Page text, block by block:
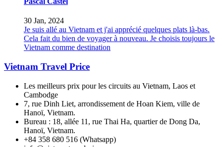
30 Jan, 2024
Je suis allé au Vietnam et j'ai apprécié quelques plats là-bas.
Cela fait du bien de voyager à nouveau. Je choisis toujours le
Vietnam comme destination
Vietnam Travel Price
Les meilleurs prix pour les circuits au Vietnam, Laos et
Cambodge
7, rue Dinh Liet, arrondissement de Hoan Kiem, ville de
Hanoï, Vietnam.
Bureau : 18, allée 11, rue Thai Ha, quartier de Dong Da,
Hanoï, Vietnam.
+84 358 680 516 (Whatsapp)